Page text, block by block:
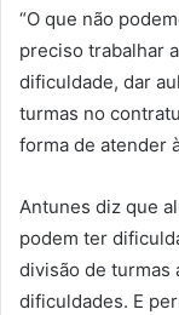
“O que não
preciso trabalhar
dificuldade, dar
turmas no
forma de atender
Antunes diz que
podem ter
divisão de turmas
dificuldades. E